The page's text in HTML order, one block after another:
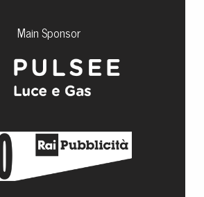
Main Sponsor